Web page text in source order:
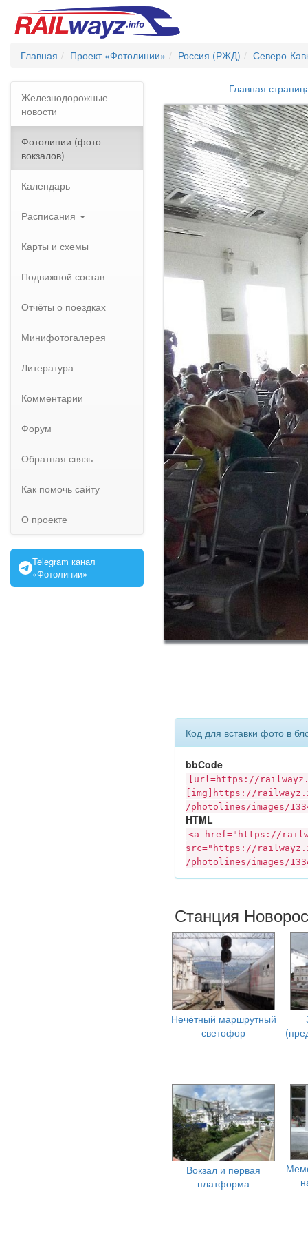
Главная Проект «Фотолинии» Россия (РЖД) Северо-
Железнодорожные
новости
Фотолинии (фото
вокзалов)
Календарь
Расписания
Карты и схемы
Подвижной состав
Отчёты о поездках
Минифотогалерея
Литература
Комментарии
Форум
Обратная связь
Как помочь сайту
О проекте
Telegram канал
«Фотолинии»
Главная
Код для вставки фото в
bbCode
[url=https://
[img]https://
/photolines/images/
HTML
<a href="https://
src="https://
/photolines/images/
Станция
Нечётный маршрутный
светофор
Вокзал и первая
платформа